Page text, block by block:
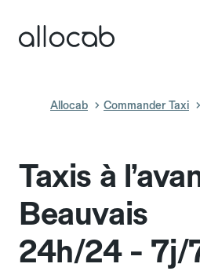
Allocab Commander Taxi
Taxis à
Beauvais
24h/24 - 7j/